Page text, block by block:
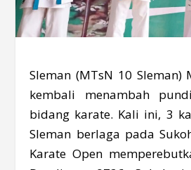
Sleman (MTsN 10 Sleman)
kembali menambah
bidang karate. Kali ini, 3
Sleman berlaga pada
Karate Open